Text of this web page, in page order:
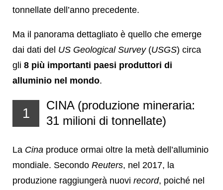
tonnellate dell’anno precedente.
Ma il panorama dettagliato è quello che emerge
dai dati del US Geological Survey(USGS) circa
gli 8 più importanti paesi produttori di
alluminio nel mondo.
1
CINA (produzione mineraria:
31 milioni di tonnellate)
La Cina produce ormai oltre la metà dell’alluminio
mondiale. Secondo Reuters, nel 2017, la
produzione raggiungerà nuovi record, poiché nel